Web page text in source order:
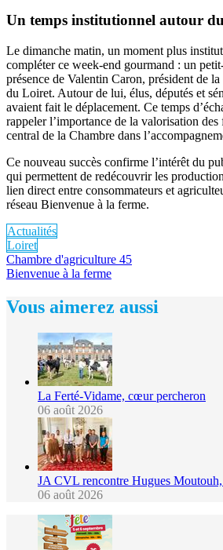
Un temps institutionnel autour
Le dimanche matin, un moment plus
compléter ce week-end gourmand : un
présence de Valentin Caron, président de
du Loiret. Autour de lui, élus, députés et
avaient fait le déplacement. Ce temps
rappeler l’importance de la valorisation
central de la Chambre dans
Ce nouveau succès confirme l’intérêt du
qui permettent de redécouvrir les
lien direct entre consommateurs et
réseau Bienvenue à la ferme.
Actualités
Loiret
Chambre d'agriculture 45
Bienvenue à la ferme
Vous aimerez aussi
La Ferté-Vidame, cœur percheron
06 août 2026
JA CVL rencontre Hugues
06 août 2026